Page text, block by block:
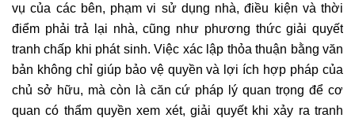
vụ của các bên, phạm vi sử dụng nhà, điều kiện và thời
điểm phải trả lại nhà, cũng như phương thức giải quyết
tranh chấp khi phát sinh. Việc xác lập thỏa thuận bằng văn
bản không chỉ giúp bảo vệ quyền và lợi ích hợp pháp của
chủ sở hữu, mà còn là căn cứ pháp lý quan trọng để cơ
quan có thẩm quyền xem xét, giải quyết khi xảy ra tranh